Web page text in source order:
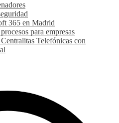
365 en Madrid
para empresas
Telefónicas con